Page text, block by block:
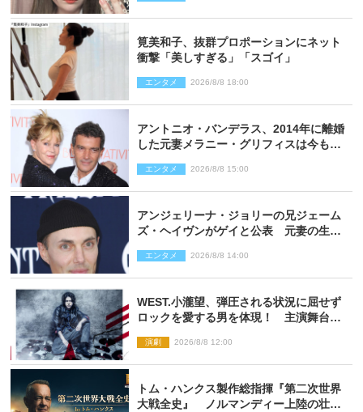
筧美和子、抜群プロポーションにネット
衝撃「美しすぎる」「スゴイ」
エンタメ 2026/8/8 18:00
アントニオ・バンデラス、2014年に離婚
した元妻メラニー・グリフィスは今も
エンタメ 2026/8/8 15:00
アンジェリーナ・ジョリーの兄ジェーム
ズ・ヘイヴンがゲイと公表 元妻の生配
エンタメ 2026/8/8 14:00
WEST.小瀧望、弾圧される状況に屈せず
ロックを愛する男を体現！ 主演舞台
演劇 2026/8/8 12:00
トム・ハンクス製作総指揮『第二次世界
大戦全史』 ノルマンディー上陸の壮絶